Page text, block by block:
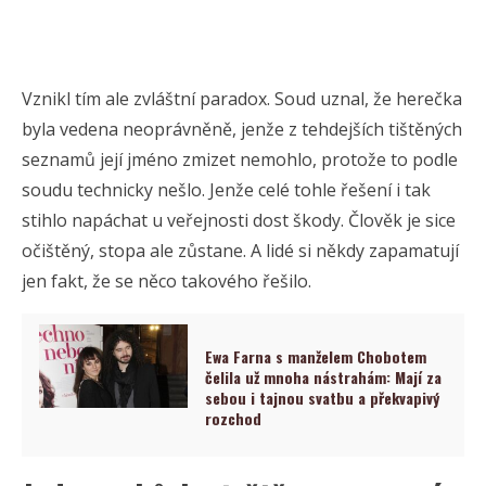
Vznikl tím ale zvláštní paradox. Soud uznal, že herečka
byla vedena neoprávněně, jenže z tehdejších tištěných
seznamů její jméno zmizet nemohlo, protože to podle
soudu technicky nešlo. Jenže celé tohle řešení i tak
stihlo napáchat u veřejnosti dost škody. Člověk je sice
očištěný, stopa ale zůstane. A lidé si někdy zapamatují
jen fakt, že se něco takového řešilo.
Ewa Farna s manželem Chobotem
čelila už mnoha nástrahám: Mají za
sebou i tajnou svatbu a překvapivý
rozchod